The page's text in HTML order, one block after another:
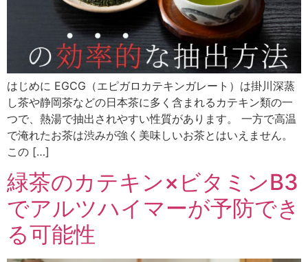
はじめに EGCG（エピガロカテキンガレート）は掛川深蒸
し茶や静岡茶などの日本茶に多く含まれるカテキン類の一
つで、熱湯で抽出されやすい性質があります。 一方で高温
で淹れたお茶は渋みが強く美味しいお茶とはいえません。
この […]
緑茶のカテキン×ビタミンB3
でアルツハイマーが予防でき
る可能性